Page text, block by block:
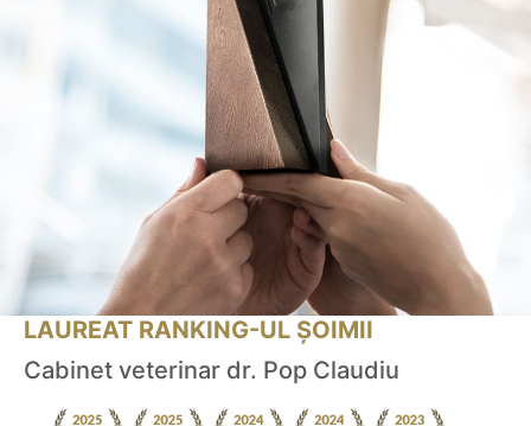
LAUREAT RANKING-UL ȘOIMII
Cabinet veterinar dr. Pop Claudiu